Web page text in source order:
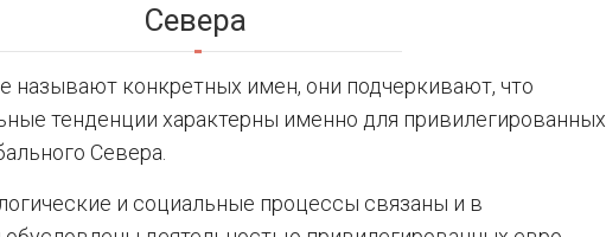
Севера
называют конкретных имен, они подчеркивают, что
тенденции характерны именно для привилегированных
Севера.
и социальные процессы связаны и в